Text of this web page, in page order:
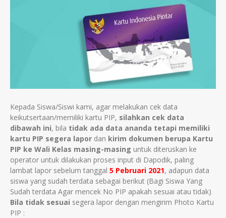
Kepada Siswa/Siswi kami, agar melakukan cek data
keikutsertaan/memiliki kartu PIP, silahkan cek data
dibawah ini, bila tidak ada data ananda tetapi memiliki
kartu PIP segera lapor dan kirim dokumen berupa Kartu
PIP ke Wali Kelas masing-masing untuk diteruskan ke
operator untuk dilakukan proses input di Dapodik, paling
lambat lapor sebelum tanggal 5 Pebruari 2021, adapun data
siswa yang sudah terdata sebagai berikut (Bagi Siswa Yang
Sudah terdata Agar mencek No PIP apakah sesuai atau tidak)
Bila tidak sesuai segera lapor dengan mengirim Photo Kartu
PIP :